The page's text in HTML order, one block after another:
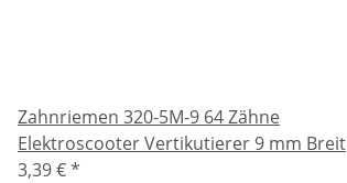
Zahnriemen 320-5M-9 64 Zähne
Elektroscooter Vertikutierer 9 mm Breit
3,39 €*